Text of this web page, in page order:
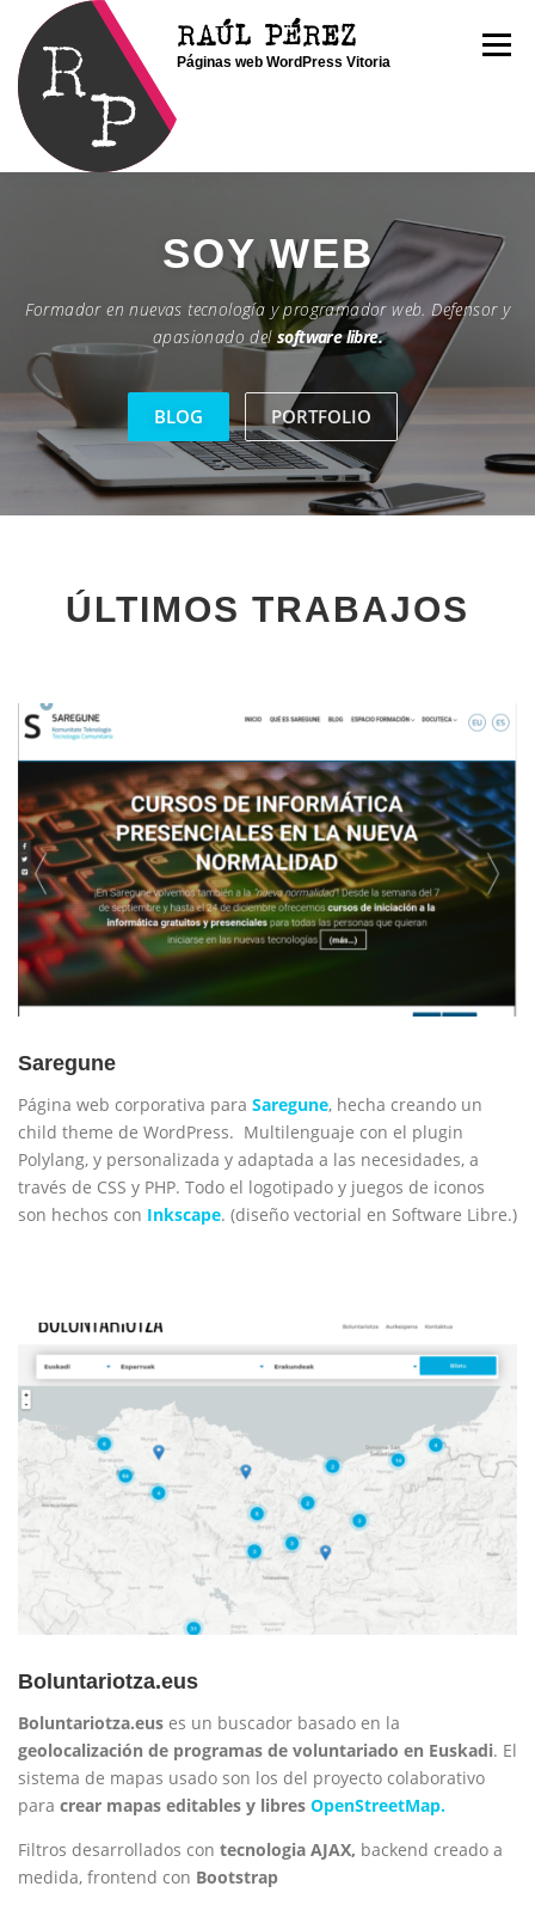
contenido
RAÚL PÉREZ
Páginas web WordPress Vitoria
Menú
PORTFOLIO CONTACTO BLOG
SOYWEB
Formador en nuevas tecnología y programador web. Defensor y
apasionado del software libre.
BLOG PORTFOLIO
ÚLTIMOS TRABAJOS
Saregune
Página web corporativa para Saregune, hecha creando un
child theme de WordPress. Multilenguaje con el plugin
Polylang, y personalizada y adaptada a las necesidades, a
través de CSS y PHP. Todo el logotipado y juegos de iconos
son hechos con Inkscape. (diseño vectorial en Software Libre.)
Boluntariotza.eus
Boluntariotza.eus es un buscador basado en la
geolocalización de programas de voluntariado en Euskadi. El
sistema de mapas usado son los del proyecto colaborativo
para crear mapas editables y libres OpenStreetMap.
Filtros desarrollados con tecnologia AJAX, backend creado a
medida, frontend con Bootstrap